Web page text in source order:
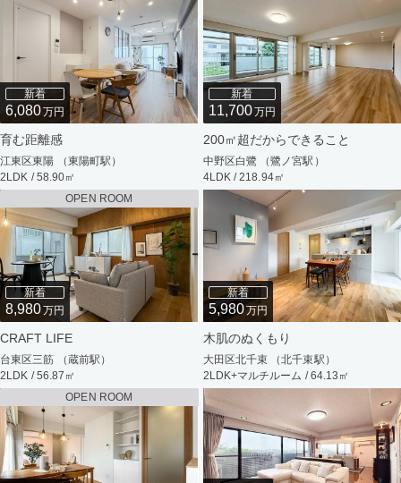
新着
6,080万円
育む距離感
江東区東陽 （東陽町駅）
2LDK / 58.90㎡
新着
11,700万円
200㎡超だからできること
中野区白鷺 （鷺ノ宮駅）
4LDK / 218.94㎡
OPEN ROOM
新着
8,980万円
CRAFT LIFE
台東区三筋 （蔵前駅）
2LDK / 56.87㎡
新着
5,980万円
木肌のぬくもり
大田区北千束 （北千束駅）
2LDK+マルチルーム / 64.13㎡
OPEN ROOM